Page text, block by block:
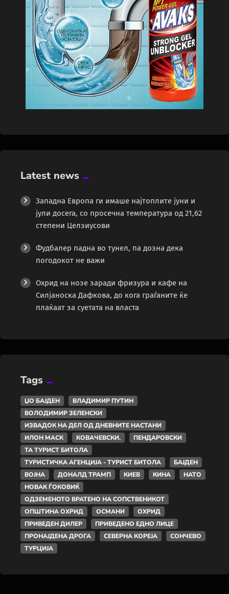
Latest news
Западна Европа ги имаше најтоплите јуни и
јули досега, со просечна температура од 21,62
степени Целзиусови
Фудбалер падна во тунел, па дозна дека
погодокот не важи
Охрид на нозе заради фризура и кафе на
Силјаноска Дафкова, до кога граѓаните ќе
плаќаат за суетата на власта
Tags
ЏО БАЈДЕН
ВЛАДИМИР ПУТИН
ВОЛОДИМИР ЗЕЛЕНСКИ
ИЗВАДОК НА ДЕЛ ОД ДНЕВНИТЕ НАСТАНИ
ИЛОН МАСК
КОВАЧЕВСКИ.
ПЕНДАРОВСКИ
ТА ТУРИСТ БИТОЛА
ТУРИСТИЧКА АГЕНЦИЈА - ТУРИСТ БИТОЛА
БАЈДЕН
ВОЈНА
ДОНАЛД ТРАМП КИЕВ КИНА
НАТО
НОВАК ЃОКОВИЌ
ОДЗЕМЕНОТО ВРАТЕНО НА СОПСТВЕНИКОТ
ОПШТИНА ОХРИД
ОСМАНИ
ОХРИД
ПРИВЕДЕН ДИЛЕР
ПРИВЕДЕНО ЕДНО ЛИЦЕ
ПРОНАЈДЕНА ДРОГА
СЕВЕРНА КОРЕЈА
СОНЧЕВО
ТУРЦИЈА